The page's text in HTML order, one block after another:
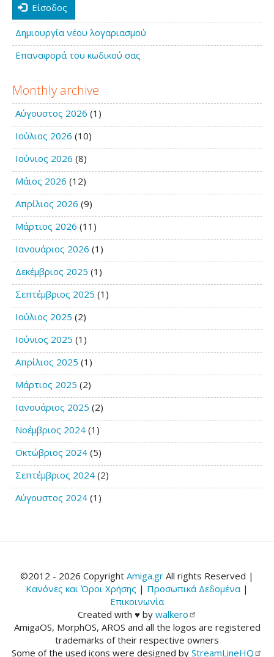
Είσοδος
Δημιουργία νέου λογαριασμού
Επαναφορά του κωδικού σας
Monthly archive
Αύγουστος 2026 (1)
Ιούλιος 2026 (10)
Ιούνιος 2026 (8)
Μάιος 2026 (12)
Απρίλιος 2026 (9)
Μάρτιος 2026 (11)
Ιανουάριος 2026 (1)
Δεκέμβριος 2025 (1)
Σεπτέμβριος 2025 (1)
Ιούλιος 2025 (2)
Ιούνιος 2025 (1)
Απρίλιος 2025 (1)
Μάρτιος 2025 (2)
Ιανουάριος 2025 (2)
Νοέμβριος 2024 (1)
Οκτώβριος 2024 (5)
Σεπτέμβριος 2024 (2)
Αύγουστος 2024 (1)
©2012 - 2026 Copyright Amiga.gr All rights Reserved |
Κανόνες και Όροι Χρήσης | Προσωπικά Δεδομένα |
Επικοινωνία
Created with ♥ by walkero
AmigaOS, MorphOS, AROS and all the logos are registered
trademarks of their respective owners
Some of the used icons were designed by StreamLineHQ